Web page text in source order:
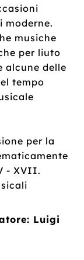
moderne.
musiche
per liuto
alcune delle
tempo
per la
- XVII.
Luigi